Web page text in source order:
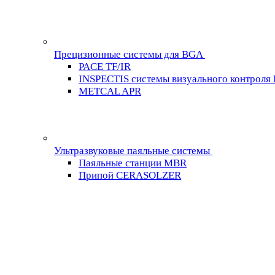
Прецизионные системы для BGA
PACE TF/IR
INSPECTIS системы визуального контроля
METCAL APR
Ультразвуковые паяльные системы
Паяльные станции MBR
Припой CERASOLZER